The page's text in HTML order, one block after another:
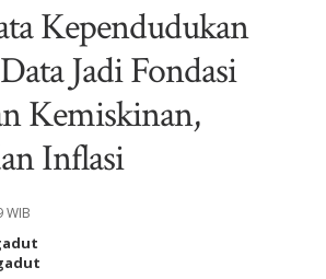
Kependudukan
Jadi Fondasi
Kemiskinan,
Inflasi
WIB